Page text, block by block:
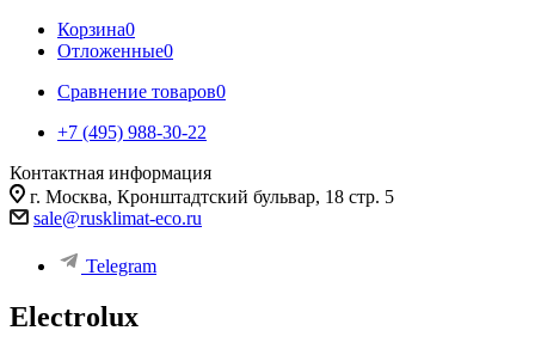
Корзина0
Отложенные0
Сравнение товаров0
+7 (495) 988-30-22
Контактная информация
г. Москва, Кронштадтский бульвар, 18 стр. 5
sale@rusklimat-eco.ru
Telegram
Electrolux